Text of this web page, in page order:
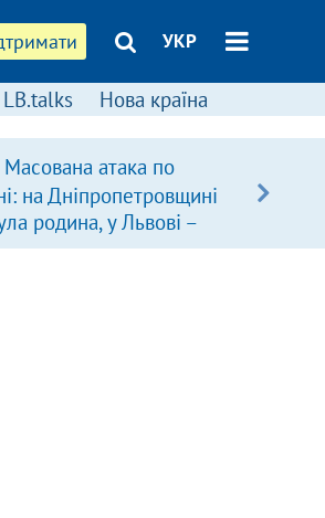
УКР
LB.talks Нова країна
Масована атака по
на Дніпропетровщині
родина, у Львові –
багатоповерхівках